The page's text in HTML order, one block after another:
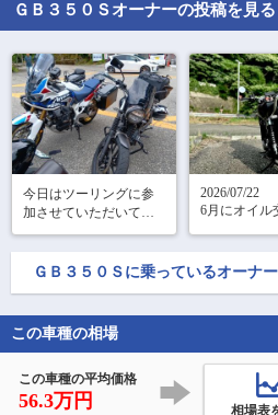
ＧＢ３５０Ｓ オーナーの投稿を見る
今日はツーリングに参
加させていただいて、
すだちそうめん食べま
した。
大勢でのツーリングも
また楽しいです。
2026/07/22
6月にオイル
今年の夏も
て前回から
50を採用。
交換してる
ツーでも燃
ＧＢ３５０Ｓ に乗っているオーナ
この車種の相場
この車種の平均価格
56.3万円 相場表